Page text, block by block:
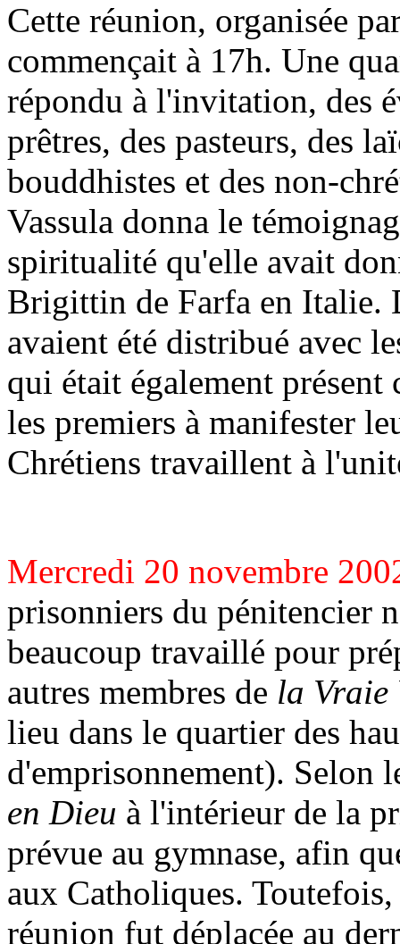
Cette réunion, organisée
commençait à 17h. Une
répondu à l'invitation, des
prêtres, des pasteurs, des
bouddhistes et des non-
Vassula donna le
spiritualité qu'elle avait
Brigittin de Farfa en Italie.
avaient été distribué avec
qui était également
les premiers à manifester
Chrétiens travaillent à
Mercredi 20 novembre
prisonniers du pénitencier
beaucoup travaillé pour
autres membres de la Vraie
lieu dans le quartier des
d'emprisonnement). Selon
en Dieu à l'intérieur de la
prévue au gymnase, afin
aux Catholiques.
réunion fut déplacée au